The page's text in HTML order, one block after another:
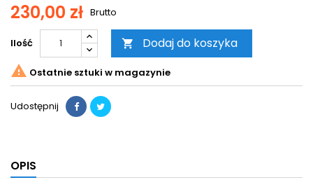
230,00 zł Brutto
Ilość  Dodaj do koszyka
 Ostatnie sztuki w magazynie
Udostępnij
OPIS